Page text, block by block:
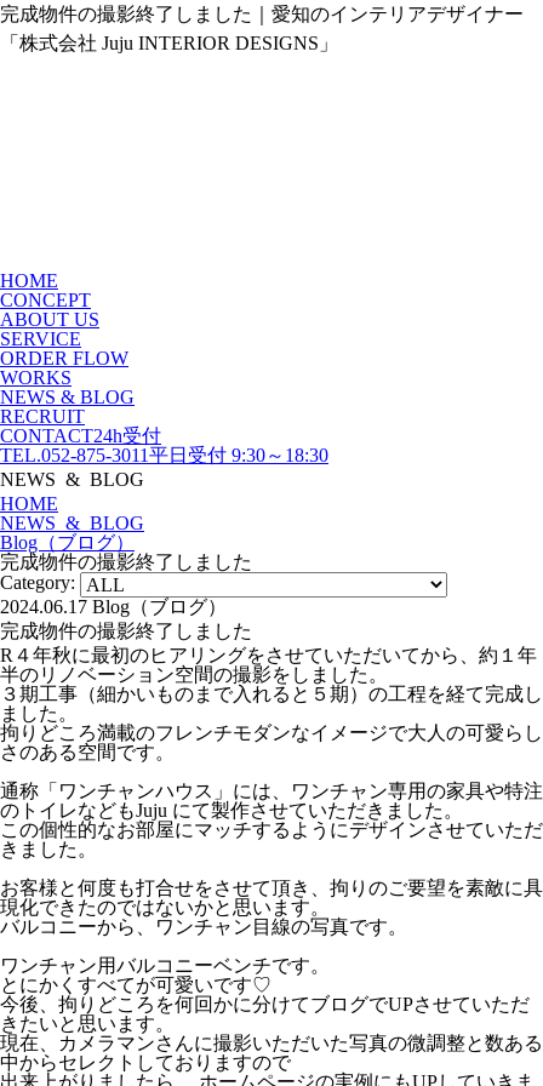
完成物件の撮影終了しました｜愛知のインテリアデザイナー
「株式会社 Juju INTERIOR DESIGNS」
HOME
CONCEPT
ABOUT US
SERVICE
ORDER FLOW
WORKS
NEWS & BLOG
RECRUIT
CONTACT24h受付
TEL.052-875-3011平日受付 9:30～18:30
NEWS & BLOG
HOME
NEWS & BLOG
Blog（ブログ）
完成物件の撮影終了しました
Category:
2024.06.17 Blog（ブログ）
完成物件の撮影終了しました
R４年秋に最初のヒアリングをさせていただいてから、約１年
半のリノベーション空間の撮影をしました。
３期工事（細かいものまで入れると５期）の工程を経て完成し
ました。
拘りどころ満載のフレンチモダンなイメージで大人の可愛らし
さのある空間です。
通称「ワンチャンハウス」には、ワンチャン専用の家具や特注
のトイレなどもJuju にて製作させていただきました。
この個性的なお部屋にマッチするようにデザインさせていただ
きました。
お客様と何度も打合せをさせて頂き、拘りのご要望を素敵に具
現化できたのではないかと思います。
バルコニーから、ワンチャン目線の写真です。
ワンチャン用バルコニーベンチです。
とにかくすべてが可愛いです♡
今後、拘りどころを何回かに分けてブログでUPさせていただ
きたいと思います。
現在、カメラマンさんに撮影いただいた写真の微調整と数ある
中からセレクトしておりますので
出来上がりましたら、 ホームページの実例にもUPしていきま